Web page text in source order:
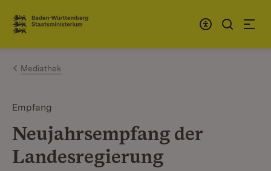
Zum Inhalt springen
Link zur Startseite
Mediathek
Empfang
Neujahrsempfang der
Landesregierung